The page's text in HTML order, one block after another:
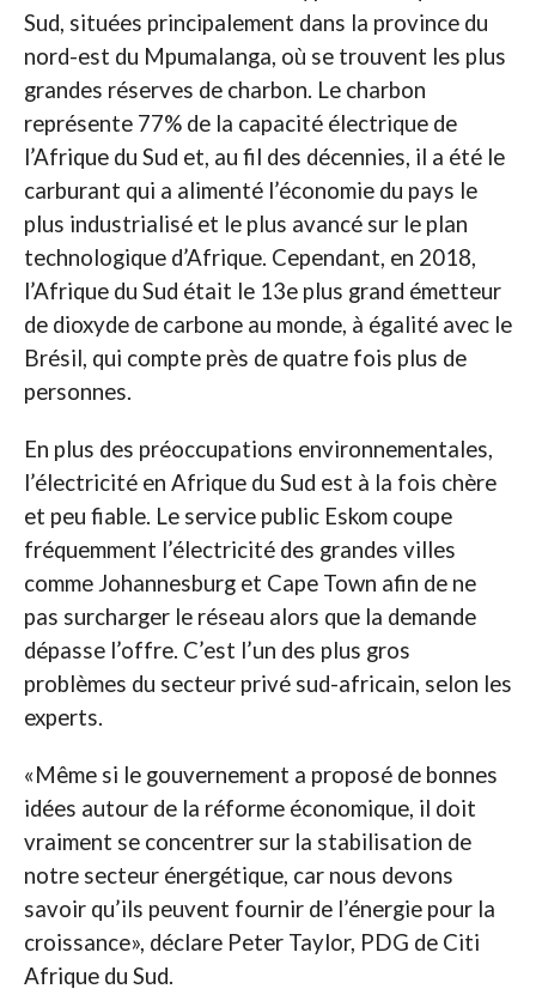
Sud, situées principalement dans la province du
nord-est du Mpumalanga, où se trouvent les plus
grandes réserves de charbon. Le charbon
représente 77% de la capacité électrique de
l’Afrique du Sud et, au fil des décennies, il a été le
carburant qui a alimenté l’économie du pays le
plus industrialisé et le plus avancé sur le plan
technologique d’Afrique. Cependant, en 2018,
l’Afrique du Sud était le 13e plus grand émetteur
de dioxyde de carbone au monde, à égalité avec le
Brésil, qui compte près de quatre fois plus de
personnes.
En plus des préoccupations environnementales,
l’électricité en Afrique du Sud est à la fois chère
et peu fiable. Le service public Eskom coupe
fréquemment l’électricité des grandes villes
comme Johannesburg et Cape Town afin de ne
pas surcharger le réseau alors que la demande
dépasse l’offre. C’est l’un des plus gros
problèmes du secteur privé sud-africain, selon les
experts.
«Même si le gouvernement a proposé de bonnes
idées autour de la réforme économique, il doit
vraiment se concentrer sur la stabilisation de
notre secteur énergétique, car nous devons
savoir qu’ils peuvent fournir de l’énergie pour la
croissance», déclare Peter Taylor, PDG de Citi
Afrique du Sud.